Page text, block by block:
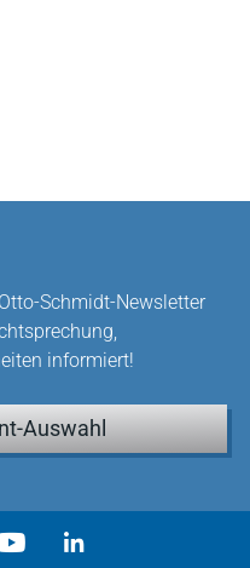
Schmidt-Newsletter
informiert!
Auswahl